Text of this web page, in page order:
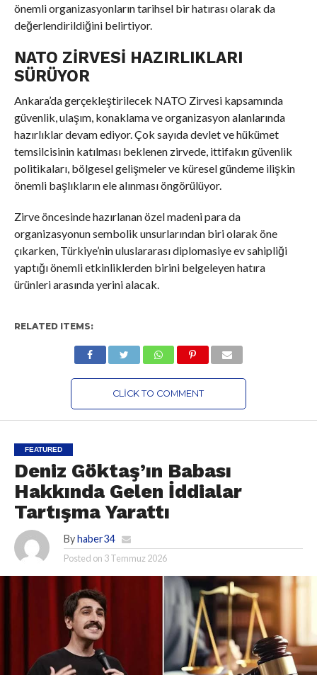
önemli organizasyonların tarihsel bir hatırası olarak da
değerlendirildiğini belirtiyor.
NATO ZIRVESI HAZIRLIKLARI
SÜRÜYOR
Ankara’da gerçekleştirilecek NATO Zirvesi kapsamında
güvenlik, ulaşım, konaklama ve organizasyon alanlarında
hazırlıklar devam ediyor. Çok sayıda devlet ve hükümet
temsilcisinin katılması beklenen zirvede, ittifakın güvenlik
politikaları, bölgesel gelişmeler ve küresel gündeme ilişkin
önemli başlıkların ele alınması öngörülüyor.
Zirve öncesinde hazırlanan özel madeni para da
organizasyonun sembolik unsurlarından biri olarak öne
çıkarken, Türkiye’nin uluslararası diplomasiye ev sahipliği
yaptığı önemli etkinliklerden birini belgeleyen hatıra
ürünleri arasında yerini alacak.
RELATED ITEMS:
CLICK TO COMMENT
FEATURED
Deniz Göktaş’ın Babası
Hakkında Gelen İddialar
Tartışma Yarattı
By haber34
Posted on 3 Temmuz 2026